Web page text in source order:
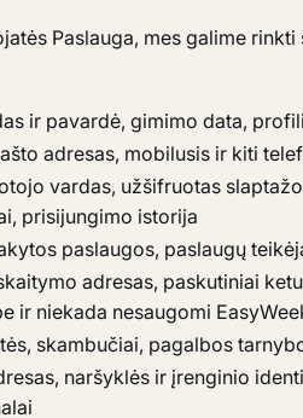
Paslauga, mes galime
ir pavardė, gimimo data,
adresas, mobilusis ir kiti
vardas, užšifruotas
prisijungimo istorija
paslaugos, paslaugų
adresas, paskutiniai
ir niekada nesaugomi
skambučiai, pagalbos
naršyklės ir įrenginio